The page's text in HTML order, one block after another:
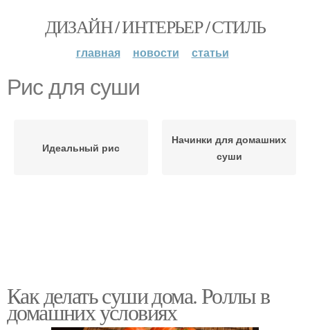
ДИЗАЙН / ИНТЕРЬЕР / СТИЛЬ
главная новости статьи
Рис для суши
Идеальный рис
Начинки для домашних
суши
Как делать суши дома. Роллы в
домашних условиях